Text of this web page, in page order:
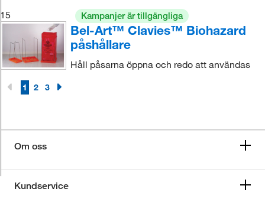
15
Kampanjer är tillgängliga
Bel-Art™ Clavies™ Biohazard
påshållare
Håll påsarna öppna och redo att användas
1 2 3
Om oss
Kundservice